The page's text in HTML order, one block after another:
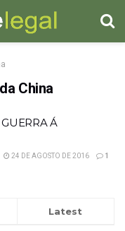
China
Á
24 DE AGOSTO DE 2016 1
Latest